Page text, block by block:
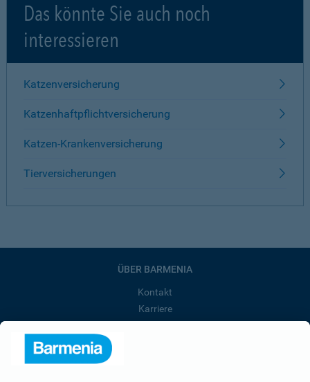
Das könnte Sie auch noch
interessieren
Katzenversicherung
Katzenhaftpflichtversicherung
Katzen-Krankenversicherung
Tierversicherungen
ÜBER BARMENIA
Kontakt
Karriere